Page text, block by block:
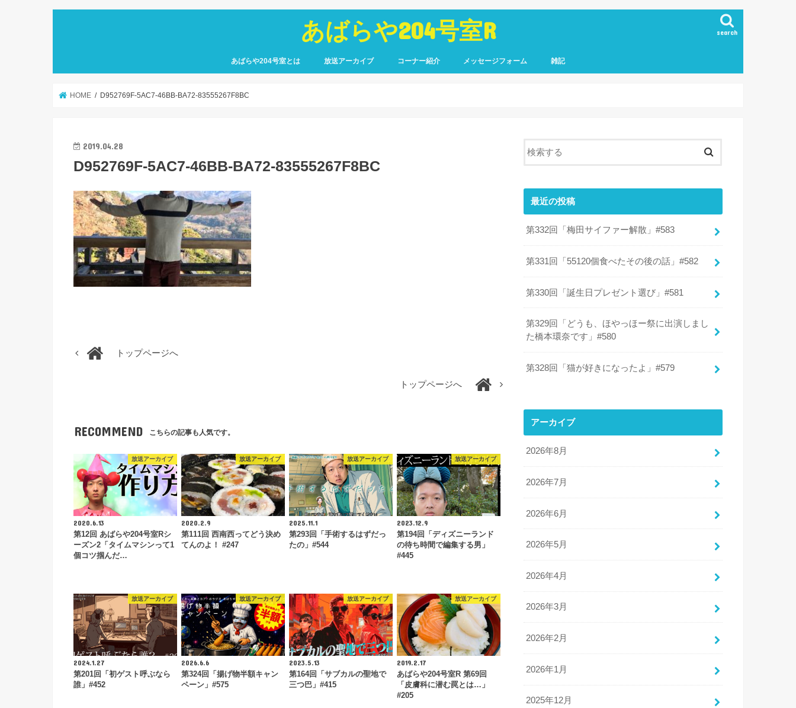
あばらや204号室R search
あばらや204号室とは 放送アーカイブ コーナー紹介 メッセージフォーム 雑記
HOME D952769F-5AC7-46BB-BA72-83555267F8BC
2019.04.28
D952769F-5AC7-46BB-BA72-83555267F8BC
トップページへ
トップページへ
RECOMMEND こちらの記事も人気です。
放送アーカイブ
2020.6.13
第12回 あばらや204号室Rシ
ーズン2「タイムマシンって1
個コツ掴んだ…
放送アーカイブ
2020.2.9
第111回 西南西ってどう決め
てんのよ！ #247
放送アーカイブ
2025.11.1
第293回「手術するはずだっ
たの」#544
放送アーカイブ
2023.12.9
第194回「ディズニーランド
の待ち時間で編集する男」
#445
放送アーカイブ
2024.1.27
第201回「初ゲスト呼ぶなら
誰」#452
放送アーカイブ
2026.6.6
第324回「揚げ物半額キャン
ペーン」#575
放送アーカイブ
2023.5.13
第164回「サブカルの聖地で
三つ巴」#415
放送アーカイブ
2019.2.17
あばらや204号室R 第69回
「皮膚科に潜む罠とは…」
#205
最近の投稿
第332回「梅田サイファー解散」#583
第331回「55120個食べたその後の話」#582
第330回「誕生日プレゼント選び」#581
第329回「どうも、ほやっほー祭に出演しまし
た橋本環奈です」#580
第328回「猫が好きになったよ」#579
アーカイブ
2026年8月
2026年7月
2026年6月
2026年5月
2026年4月
2026年3月
2026年2月
2026年1月
2025年12月